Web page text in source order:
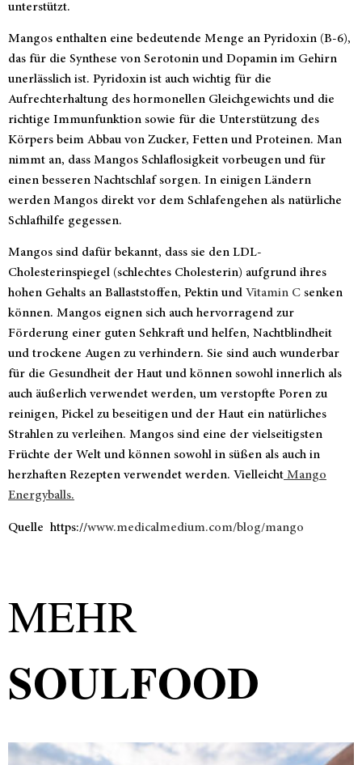
unterstützt.
Mangos enthalten eine bedeutende Menge an Pyridoxin (B-6),
das für die Synthese von Serotonin und Dopamin im Gehirn
unerlässlich ist. Pyridoxin ist auch wichtig für die
Aufrechterhaltung des hormonellen Gleichgewichts und die
richtige Immunfunktion sowie für die Unterstützung des
Körpers beim Abbau von Zucker, Fetten und Proteinen. Man
nimmt an, dass Mangos Schlaflosigkeit vorbeugen und für
einen besseren Nachtschlaf sorgen. In einigen Ländern
werden Mangos direkt vor dem Schlafengehen als natürliche
Schlafhilfe gegessen.
Mangos sind dafür bekannt, dass sie den LDL-
Cholesterinspiegel (schlechtes Cholesterin) aufgrund ihres
hohen Gehalts an Ballaststoffen, Pektin und Vitamin C senken
können. Mangos eignen sich auch hervorragend zur
Förderung einer guten Sehkraft und helfen, Nachtblindheit
und trockene Augen zu verhindern. Sie sind auch wunderbar
für die Gesundheit der Haut und können sowohl innerlich als
auch äußerlich verwendet werden, um verstopfte Poren zu
reinigen, Pickel zu beseitigen und der Haut ein natürliches
Strahlen zu verleihen. Mangos sind eine der vielseitigsten
Früchte der Welt und können sowohl in süßen als auch in
herzhaften Rezepten verwendet werden. Vielleicht Mango
Energyballs.
Quelle https://www.medicalmedium.com/blog/mango
MEHR
SOULFOOD